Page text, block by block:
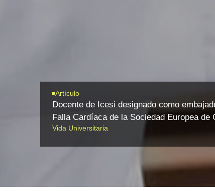
Artículo
Docente de Icesi designado como
Falla Cardíaca de la Sociedad Europea de
Vida Universitaria